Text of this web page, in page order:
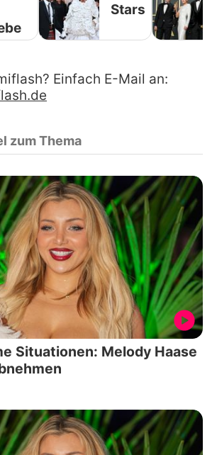
Stars
Einfach E-Mail an:
zum Thema
Situationen: Melody Haase